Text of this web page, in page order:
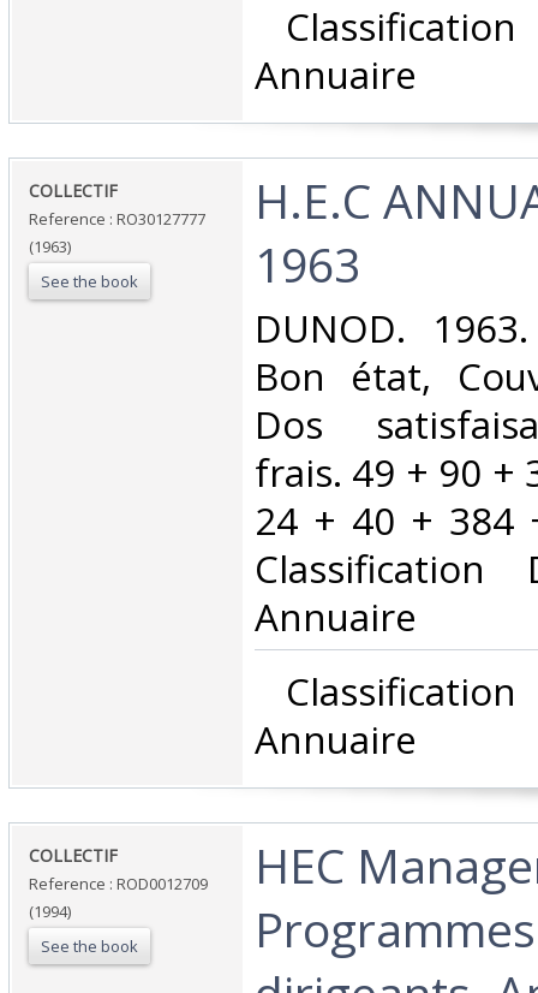
Annuaire‎
‎COLLECTIF‎
Reference : RO30127777
(1963)
See the book
‎H.E.C
1963‎
‎DUNOD.
Bon état,
Dos
frais. 49 + 90 +
24 + 40 + 384
Annuaire‎
Annuaire‎
‎COLLECTIF‎
Reference : ROD0012709
(1994)
See the book
‎HEC